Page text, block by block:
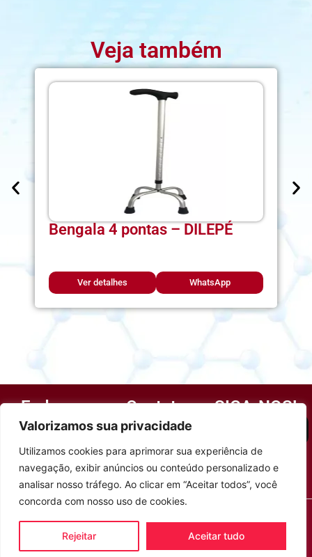
Valorizamos sua privacidade
Utilizamos cookies para aprimorar sua experiência de
navegação, exibir anúncios ou conteúdo personalizado e
analisar nosso tráfego. Ao clicar em “Aceitar todos”, você
concorda com nosso uso de cookies.
Rejeitar Aceitar tudo
Veja também
Bengala 4 pontas – DILEPÉ
Ver detalhes WhatsApp
Endereço
R. Buenos Aires, 40
Guarujá, 11410-010,
BR
Contato
(13) 3384-1612
WhatsApp
bruno@physiomedguaruja.com.br
SIGA-NOS!
Desenvolvido por Bistec Soft
– Todos os direitos
reservados